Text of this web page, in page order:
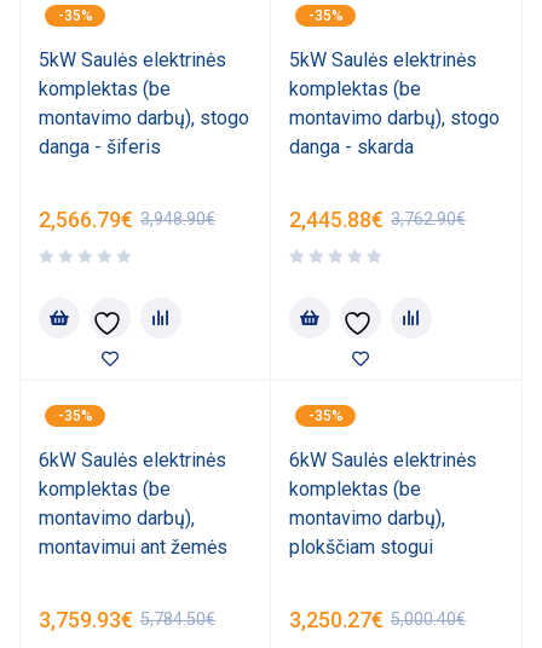
-35%
5kW Saulės elektrinės
komplektas (be
montavimo darbų), stogo
danga - šiferis
3,948.90€
2,566.79€
-35%
5kW Saulės elektrinės
komplektas (be
montavimo darbų), stogo
danga - skarda
3,762.90€
2,445.88€
-35%
6kW Saulės elektrinės
komplektas (be
montavimo darbų),
montavimui ant žemės
5,784.50€
3,759.93€
-35%
6kW Saulės elektrinės
komplektas (be
montavimo darbų),
plokščiam stogui
5,000.40€
3,250.27€